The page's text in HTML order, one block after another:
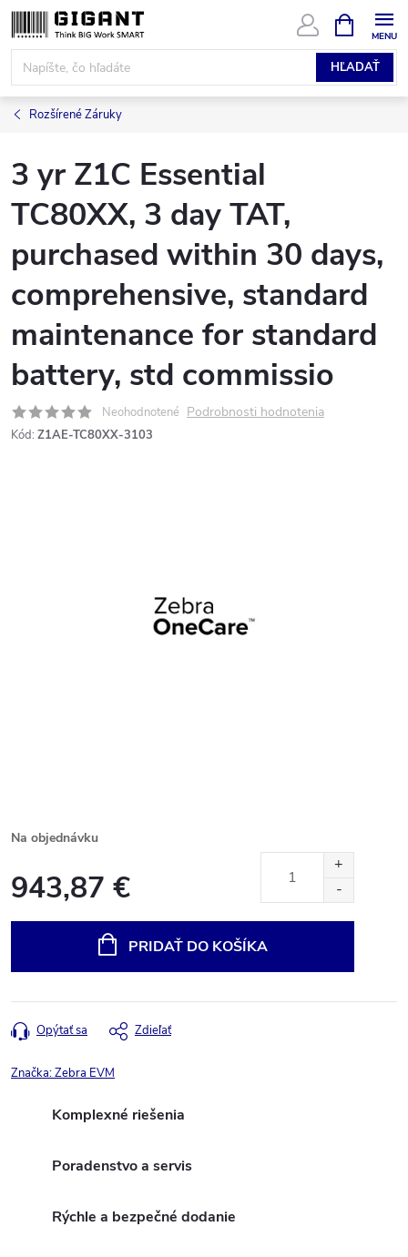
Prejsť
na
obsah
HĽADAŤ
KOŠÍK
Rozšírené Záruky
3 yr Z1C Essential
TC80XX, 3 day TAT,
purchased within 30 days,
comprehensive, standard
maintenance for standard
battery, std commissio
Neohodnotené Podrobnosti hodnotenia
Kód: Z1AE-TC80XX-3103
Na objednávku
943,87 €
PRIDAŤ DO KOŠÍKA
Opýtať sa Zdieľať
Značka:Zebra EVM
Komplexné riešenia
Poradenstvo a servis
Rýchle a bezpečné dodanie